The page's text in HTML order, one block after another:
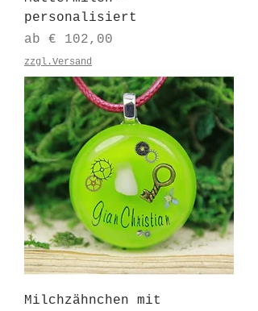
personalisiert
ab € 102,00
Sale-Preis
zzgl.Versand
Milchzähnchen mit